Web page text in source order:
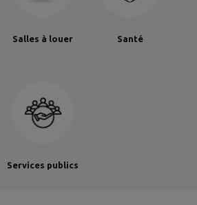
Salles à louer Santé
Services publics